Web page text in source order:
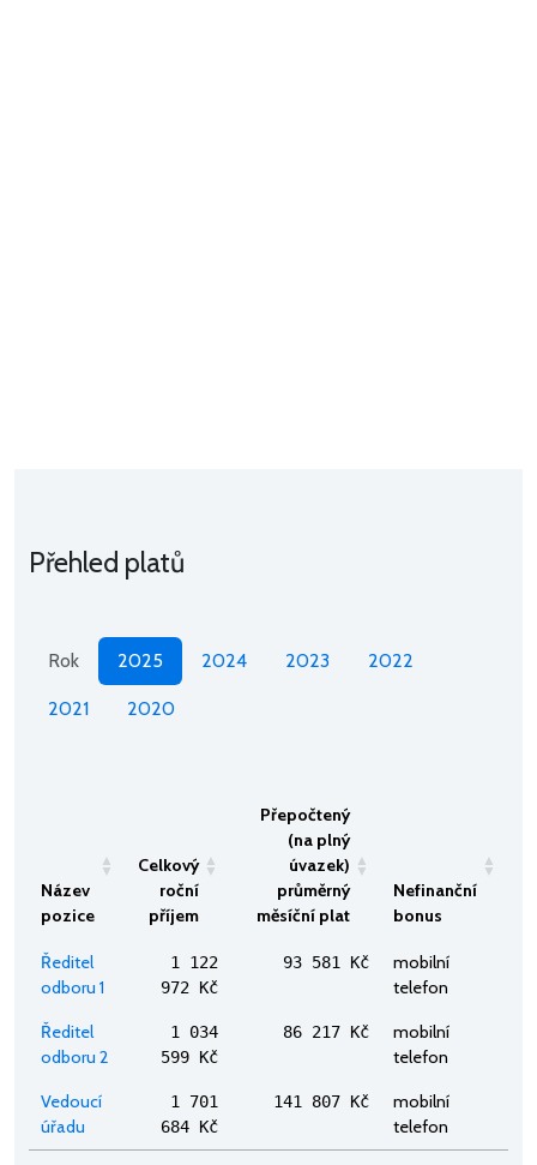
Přehled platů
Rok 2025 2024 2023 2022
2021 2020
Název
pozice
Celkový
roční
příjem
Přepočtený
(na plný
úvazek)
průměrný
měsíční plat
Nefinanční
bonus
Ředitel
odboru 1
1 122
972 Kč
93 581 Kč
mobilní
telefon
Ředitel
odboru 2
1 034
599 Kč
86 217 Kč
mobilní
telefon
Vedoucí
úřadu
1 701
684 Kč
141 807 Kč
mobilní
telefon